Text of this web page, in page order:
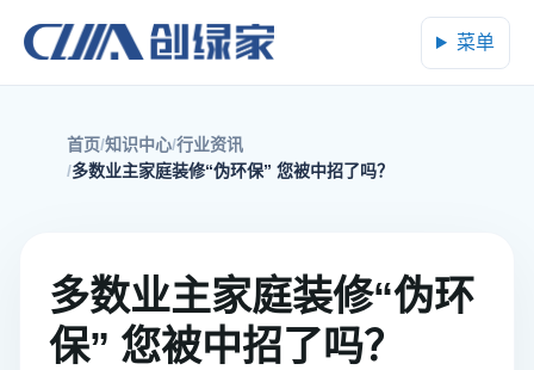
菜单
首页 知识中心 行业资讯
多数业主家庭装修“伪环保” 您被中招了吗？
多数业主家庭装修“伪环
保” 您被中招了吗？